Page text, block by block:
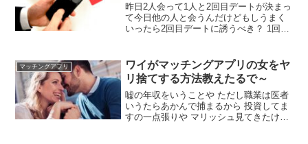
昨日2人会って1人と2回目デートが決まっ
て今日他の人と会うんだけどもしうまく
いったら2回目デートに誘うべき？ 1回会
か？ 言うなれば下手すればうわきになる
わけじゃん 付き合う前までならセーフ理
論でいいの？
マッチングアプリ
ワイがマッチングアプリの女をヤ
リ捨てする方法教えたるで～
嘘の年収をいうことや ただし職業は医者
いうたらあかんで捕まるから 投資してま
すの一点張りや マリッシュ見てきたけど